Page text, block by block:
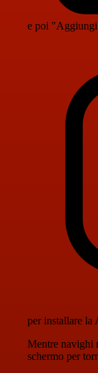
e poi
per installare la
Mentre navighi
schermo per